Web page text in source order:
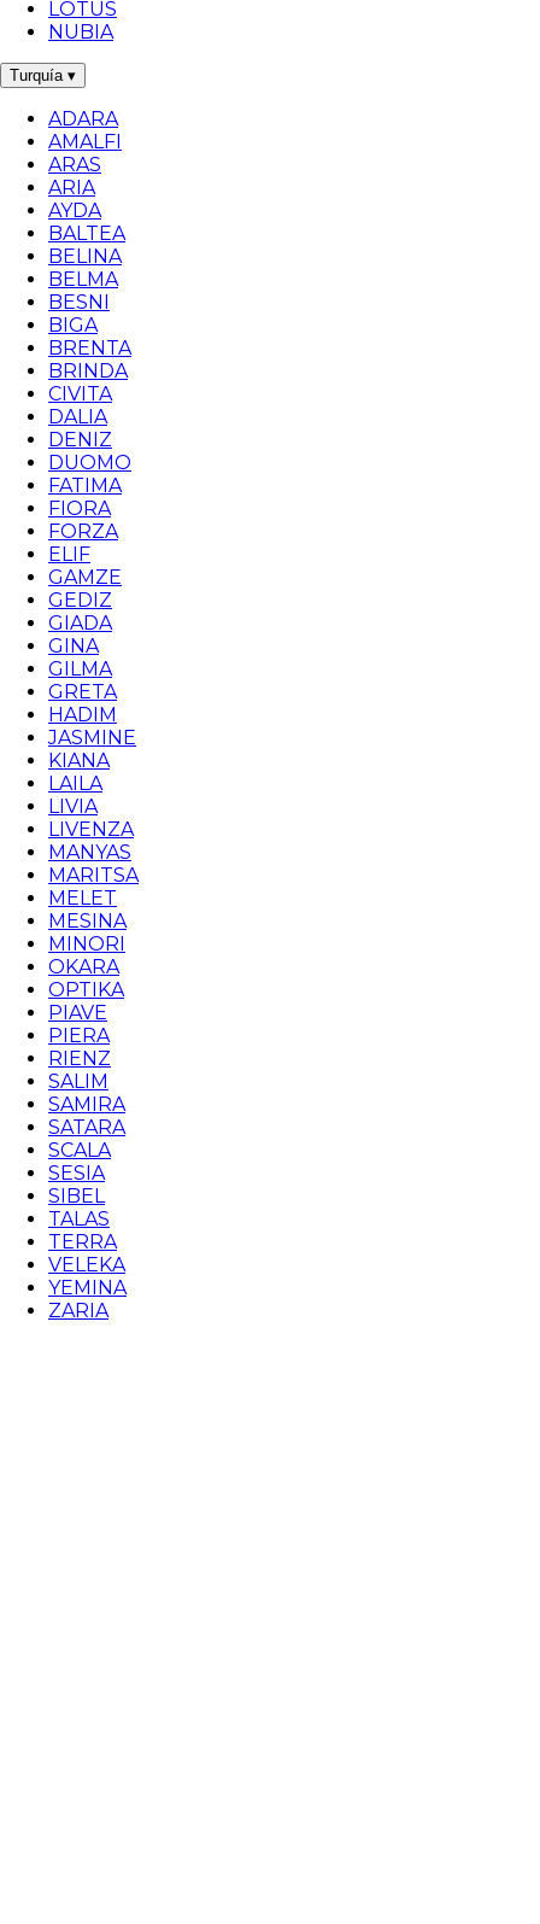
LOTUS
NUBIA
Turquía ▾
ADARA
AMALFI
ARAS
ARIA
AYDA
BALTEA
BELINA
BELMA
BESNI
BIGA
BRENTA
BRINDA
CIVITA
DALIA
DENIZ
DUOMO
FATIMA
FIORA
FORZA
ELIF
GAMZE
GEDIZ
GIADA
GINA
GILMA
GRETA
HADIM
JASMINE
KIANA
LAILA
LIVIA
LIVENZA
MANYAS
MARITSA
MELET
MESINA
MINORI
OKARA
OPTIKA
PIAVE
PIERA
RIENZ
SALIM
SAMIRA
SATARA
SCALA
SESIA
SIBEL
TALAS
TERRA
VELEKA
YEMINA
ZARIA